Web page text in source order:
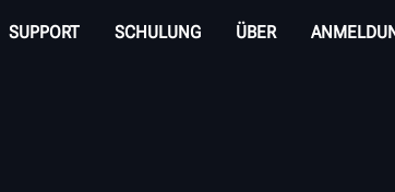
SUPPORT SCHULUNG ÜBER